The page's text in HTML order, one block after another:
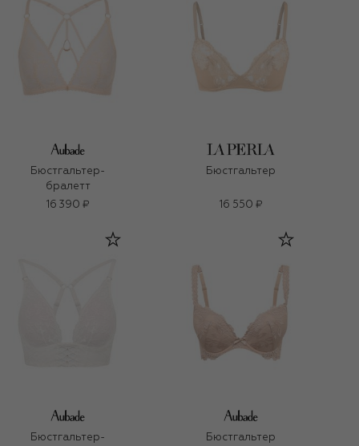
Бюстгальтер-
бралетт
16 390 ₽
Бюстгальтер
16 550 ₽
Бюстгальтер-
Бюстгальтер